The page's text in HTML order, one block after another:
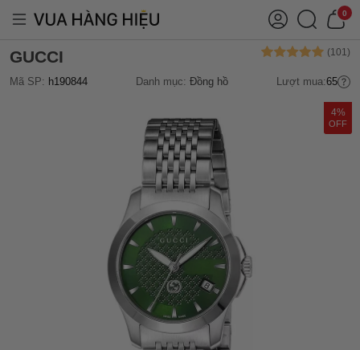
0
GUCCI
Mã SP: h190844 Danh mục: Đồng hồ Lượt mua:65
4%
OFF